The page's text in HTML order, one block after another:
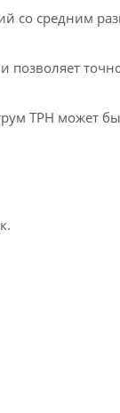
со средним
ТРН может